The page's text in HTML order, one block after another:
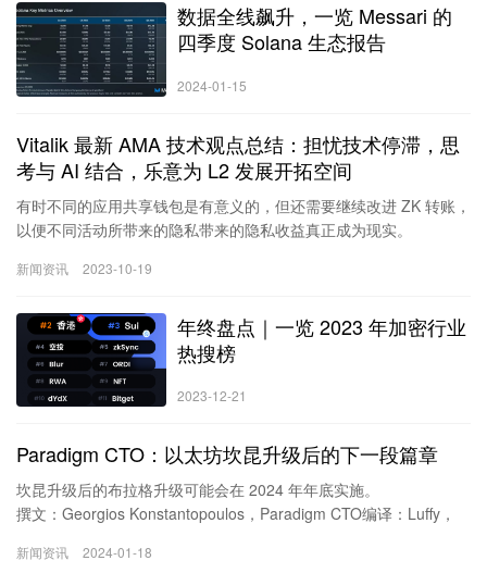
数据全线飙升，一览 Messari 的
四季度 Solana 生态报告
2024-01-15
Vitalik 最新 AMA 技术观点总结：担忧技术停滞，思
考与 AI 结合，乐意为 L2 发展开拓空间
有时不同的应用共享钱包是有意义的，但还需要继续改进 ZK 转账，
以便不同活动所带来的隐私带来的隐私收益真正成为现实。
深潮精选了 Vitalik 在 Farcaster 上最新 AMA 的一些回答，关于个人
1.什么让你保持动力？
Vitalik：我知道我们的社区和它正在建设的技术处于一个非常独特的
位置，可以在一个日益复杂的世界中做出真正有价值的事情。而积
极的结果并不会主动发生，我们有责任仔细思考并实现它。
新闻资讯 2023-10-19
年终盘点｜一览 2023 年加密行业
热搜榜
2023-12-21
Paradigm CTO：以太坊坎昆升级后的下一段篇章
坎昆升级后的布拉格升级可能会在 2024 年年底实施。
撰文：Georgios Konstantopoulos，Paradigm CTO编译：Luffy，
本文的目的是概述 Paradigm Reth 团队对于布拉格硬分叉（坎昆硬
新闻资讯 2024-01-18